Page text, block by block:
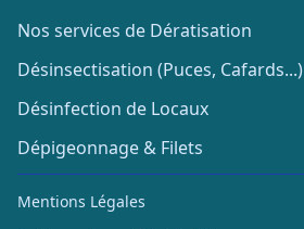
Nos services de Dératisation
Désinsectisation (Puces, Cafards...)
Désinfection de Locaux
Dépigeonnage & Filets
Mentions Légales